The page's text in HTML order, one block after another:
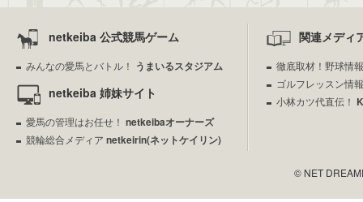
netkeiba 公式競馬ゲーム
みんなの愛馬とバトル！ うまいるスタジアム
netkeiba 姉妹サイト
愛馬の管理はお任せ！ netkeibaオーナーズ
競輪総合メディア netkeirin(ネットケイリン)
関連メディ
徹底取材！野球情
ゴルフレッスン情
小林カツ代直伝！
© NET